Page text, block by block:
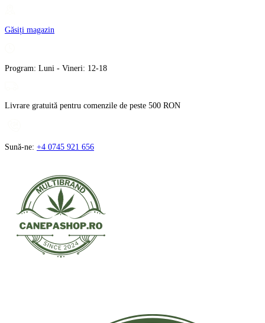
conținut
Găsiți magazin
Program: Luni - Vineri: 12-18
Livrare gratuită pentru comenzile de peste 500 RON
Sună-ne: +4 0745 921 656